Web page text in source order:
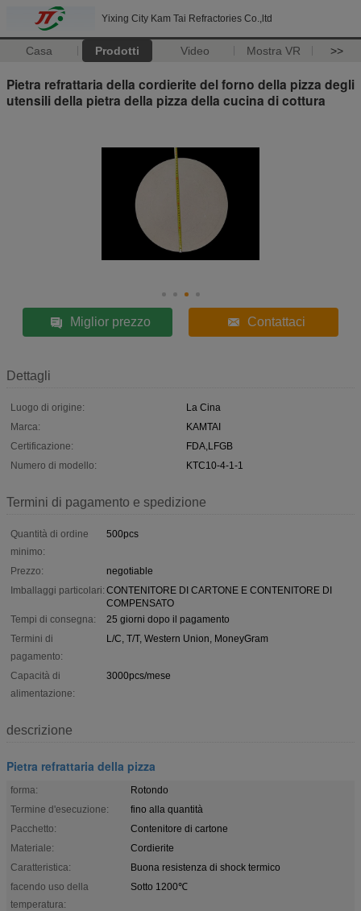
Yixing City Kam Tai Refractories Co.,ltd
Casa Prodotti Video Mostra VR >>
Pietra refrattaria della cordierite del forno della pizza degli
utensili della pietra della pizza della cucina di cottura
Miglior prezzo Contattaci
Dettagli
Luogo di origine:
La Cina
Marca:
KAMTAI
Certificazione:
FDA,LFGB
Numero di modello:
KTC10-4-1-1
Termini di pagamento e spedizione
Quantità di ordine
minimo:
500pcs
Prezzo:
negotiable
Imballaggi particolari: CONTENITORE DI CARTONE E CONTENITORE DI
COMPENSATO
Tempi di consegna:
25 giorni dopo il pagamento
Termini di
pagamento:
L/C, T/T, Western Union, MoneyGram
Capacità di
alimentazione:
3000pcs/mese
descrizione
Pietra refrattaria della pizza
forma:
Rotondo
Termine d'esecuzione:
fino alla quantità
Pacchetto:
Contenitore di cartone
Materiale:
Cordierite
Caratteristica:
Buona resistenza di shock termico
facendo uso della
temperatura:
Sotto 1200℃